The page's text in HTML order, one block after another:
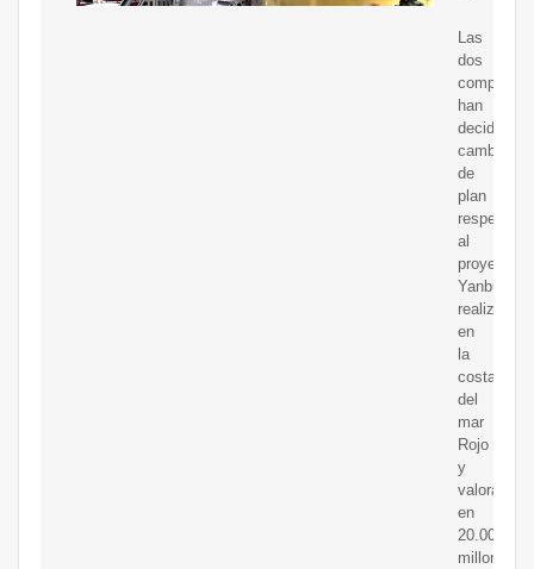
Las
dos
compañías
han
decidido
cambiar
de
plan
respecto
al
proyecto
Yanbu
realizado
en
la
costa
del
mar
Rojo
y
valorado
en
20.000
millones